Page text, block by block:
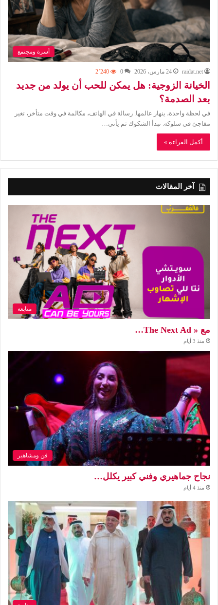
أسرة ومجتمع
raidat.net 24 مارس، 2026 0 2٬240
الخيانة الزوجية: هل يمكن للحب أن يولد من جديد
بعد الصدمة؟
في لحظة واحدة، ينهار عالمها. رسالة في الهاتف، مكالمة في وقت متأخر، تغير
مفاجئ في سلوكه. تبدأ الشكوك ثم يأتي…
أكمل القراءة »
آخر المقالات
متابعة
مع « The Next Ad…
منذ 3 أيام
فن ومشاهير
نجاح جماهيري وفني كبير يكلل…
منذ 4 أيام